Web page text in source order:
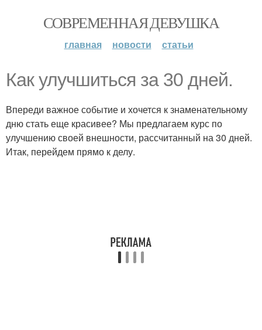
СОВРЕМЕННАЯ ДЕВУШКА
главная новости статьи
Как улучшиться за 30 дней.
Впереди важное событие и хочется к знаменательному
дню стать еще красивее? Мы предлагаем курс по
улучшению своей внешности, рассчитанный на 30 дней.
Итак, перейдем прямо к делу.